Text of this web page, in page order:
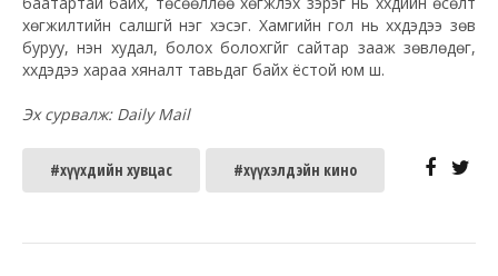
хөгжилтийн салшгүй нэг хэсэг. Хамгийн гол нь хүүхдэдээ зөв
буруу, үнэн худал, болох болохгүйг сайтар зааж зөвлөдөг,
хүүхдэдээ хараа хяналт тавьдаг байх ёстой юм шүү.
Эх сурвалж: Daily Mail
#хүүхдийн хувцас #хүүхэлдэйн кино